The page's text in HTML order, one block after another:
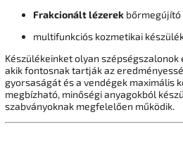
Frakcionált lézerek bőrmegújító
multifunkciós kozmetikai
Készülékeinket olyan
akik fontosnak tartják az
gyorsaságát és a vendégek maximális
megbízható, minőségi anyagokból
szabványoknak megfelelően működik.